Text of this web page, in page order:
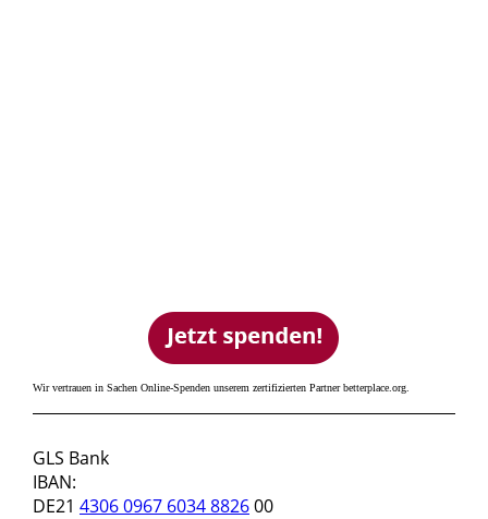
Wir vertrauen in Sachen Online-Spenden unserem zertifizierten Partner betterplace.org.
GLS Bank
IBAN:
DE21 4306 0967 6034 882600